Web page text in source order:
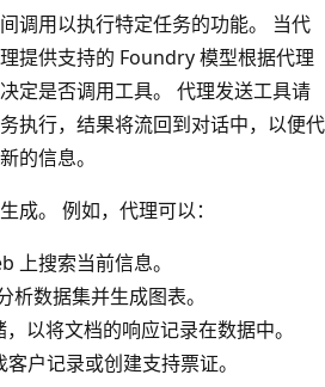
调用以执行特定任务的功能。 当代
提供支持的 Foundry 模型根据代理
定是否调用工具。 代理发送工具请
执行，结果将流回到对话中，以便代
的信息。
成。 例如，代理可以：
上搜索当前信息。
数据集并生成图表。
以将文档的响应记录在数据中。
户记录或创建支持票证。